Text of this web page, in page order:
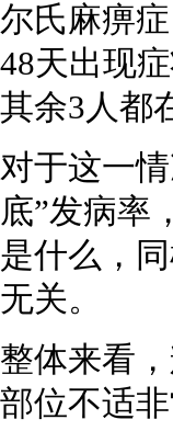
尔氏麻痹
48天出现
其余3人都
对于这一
底”发病率
是什么，
无关。
整体来看
部位不适